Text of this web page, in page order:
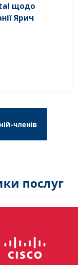
щодо
Ярич
членів
послуг